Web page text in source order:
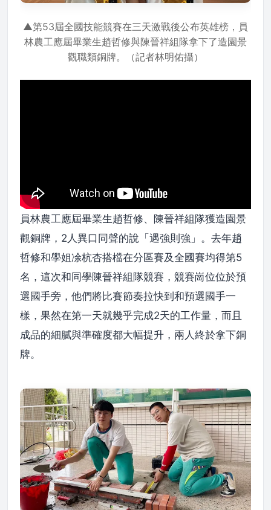
▲第53屆全國技能競賽在三天激戰後公布英雄榜，員
林農工應屆畢業生趙哲修與陳晉祥組隊拿下了造園景
觀職類銅牌。（記者林明佑攝）
員林農工應屆畢業生趙哲修、陳晉祥組隊獲造園景
觀銅牌，2人異口同聲的說「遇強則強」。去年趙
哲修和學姐凃杭杏搭檔在分區賽及全國賽均得第5
名，這次和同學陳晉祥組隊競賽，競賽崗位位於預
選國手旁，他們將比賽節奏拉快到和預選國手一
樣，果然在第一天就幾乎完成2天的工作量，而且
成品的細膩與準確度都大幅提升，兩人終於拿下銅
牌。